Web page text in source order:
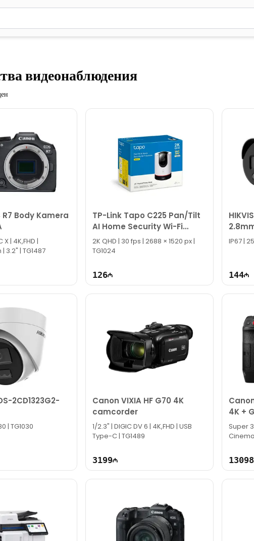
2 символа для поиска. Нажмите Enter для отправки или
видеонаблюдения
R7 Body Kamera
X | 4K,FHD |
3.2" | TG1487
TP-Link Tapo C225 Pan/Tilt
AI Home Security Wi-Fi
Camera
2K QHD | 30 fps | 2688 × 1520 px |
TG1024
126
IP67 |
144
2CD1323G2-
| TG1030
Canon VIXIA HF G70 4K
camcorder
1/2.3" | DIGIC DV 6 | 4K,FHD | USB
Type-C | TG1489
3199
4K +
Super
13098